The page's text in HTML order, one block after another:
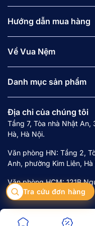
đúng loại nệm
5.2. Ngủ thử 120
5.3. Bảo hành dài
5.4. Trả góp 0%
5.5. Vận chuyển
6. Câu hỏi liên
6.1. Nệm 15 - 30
khi chọn?
6.2. Nệm 7 vùng
6.3. Ngủ
15 - 30 triệu?
6.4. Ngủ nóng
Hướng dẫn mua hàng
Về Vua Nệm
Danh mục sản phẩm
Địa chỉ của chúng tôi
Tầng 7, Tòa nhà Nhật
Hà, Hà Nội.
Văn phòng HN: Tầng 2,
Anh, phường Kim Liên, Hà
Văn phòng HCM: 121B
Thành phố Hồ Chí Minh.
Tra cứu đơn hàng